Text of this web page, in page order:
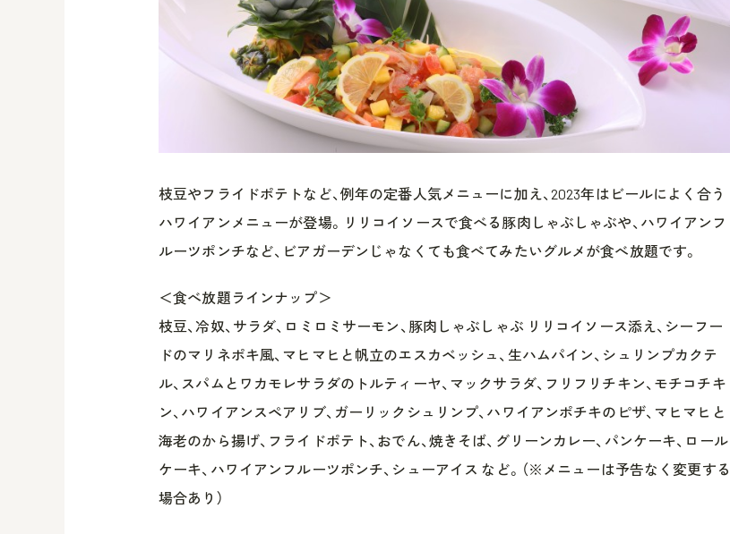
枝豆やフライドポテトなど、例年の定番人気メニューに加え、2023年はビールによく合う
ハワイアンメニューが登場。リリコイソースで食べる豚肉しゃぶしゃぶや、ハワイアンフ
ルーツポンチなど、ビアガーデンじゃなくても食べてみたいグルメが食べ放題です。
＜食べ放題ラインナップ＞
枝豆、冷奴、サラダ、ロミロミサーモン、豚肉しゃぶしゃぶ リリコイソース添え、シーフー
ドのマリネポキ風、マヒマヒと帆立のエスカベッシュ、生ハムパイン、シュリンプカクテ
ル、スパムとワカモレサラダのトルティーヤ、マックサラダ、フリフリチキン、モチコチキ
ン、ハワイアンスペアリブ、ガーリックシュリンプ、ハワイアンポチキのピザ、マヒマヒと
海老のから揚げ、フライドポテト、おでん、焼きそば、グリーンカレー、パンケーキ、ロール
ケーキ、ハワイアンフルーツポンチ、シューアイス など。（※メニューは予告なく変更する
場合あり）